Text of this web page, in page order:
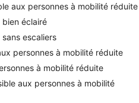
aux personnes à mobilité réduite
bien éclairé
sans escaliers
personnes à mobilité réduite
à mobilité réduite
aux personnes à mobilité